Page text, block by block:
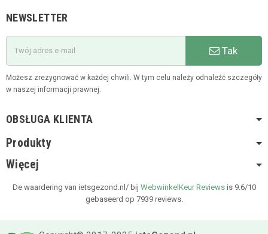
NEWSLETTER
Tak
Możesz zrezygnować w każdej chwili. W tym celu należy odnaleźć szczegóły
w naszej informacji prawnej.
OBSŁUGA KLIENTA
Produkty
Więcej
De waardering van ietsgezond.nl/ bij WebwinkelKeur Reviewsis 9.6/10
gebaseerd op 7939 reviews.